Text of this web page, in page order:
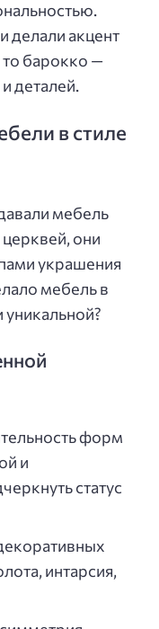
делали акцент
то барокко —
деталей.
в стиле
мебель
они
украшения
мебель в
уникальной?
форм
и
статус
интарсия,